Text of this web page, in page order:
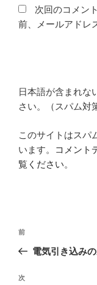
次回のコメン
前、メールアドレ
日本語が含まれな
さい。（スパム対
このサイトはスパ
います。
コメント
覧ください。
投
ナ
ビ
過
去
投
前
電気引き込み
次
次